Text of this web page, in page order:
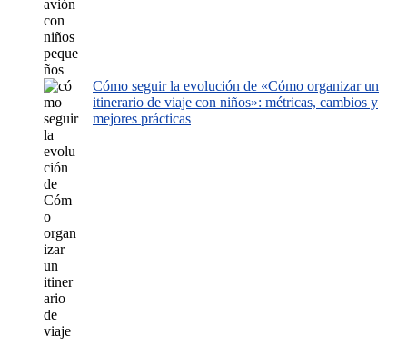
Cómo seguir la evolución de «Cómo organizar un
itinerario de viaje con niños»: métricas, cambios y
mejores prácticas